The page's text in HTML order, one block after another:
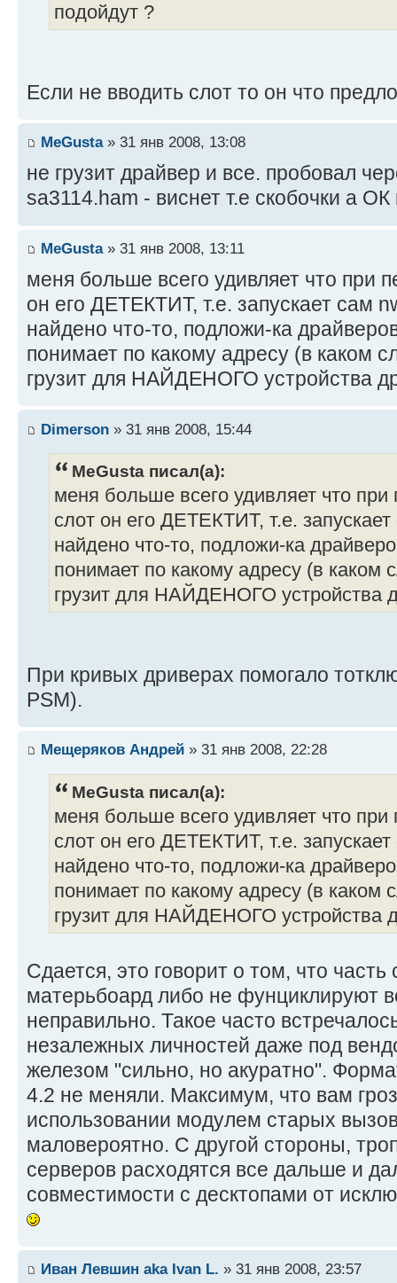
подойдут ?
Если не вводить слот то он что
MeGusta» 31 янв 2008, 13:08
не грузит драйвер и все. пробовал
sa3114.ham - виснет т.е скобочки а ОК
MeGusta» 31 янв 2008, 13:11
меня больше всего удивляет что при
он его ДЕТЕКТИТ, т.е. запускает сам
найдено что-то, подложи-ка
понимает по какому адресу (в каком
грузит для НАЙДЕНОГО устройства
Dimerson » 31 янв 2008, 15:44
MeGusta писал(а):
меня больше всего удивляет что при
слот он его ДЕТЕКТИТ, т.е.
найдено что-то, подложи-ка
понимает по какому адресу (в каком
грузит для НАЙДЕНОГО устройства
При кривых дриверах помогало
PSM).
Мещеряков Андрей » 31 янв 2008, 22:28
MeGusta писал(а):
меня больше всего удивляет что при
слот он его ДЕТЕКТИТ, т.е.
найдено что-то, подложи-ка
понимает по какому адресу (в каком
грузит для НАЙДЕНОГО устройства
Сдается, это говорит о том, что
матерьбоард либо не фунциклируют
неправильно. Такое часто
незалежных личностей даже под
железом "сильно, но акуратно".
4.2 не меняли. Максимум, что вам
использовании модулем старых
маловероятно. С другой стороны,
серверов расходятся все дальше и
совместимости с десктопами от
Иван Левшин aka Ivan L. » 31 янв 2008, 23:57